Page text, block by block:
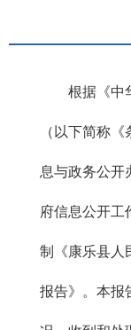
根据《中
（以下简称
息与政务公开
府信息公开工
制《康乐县人
报告》。本报